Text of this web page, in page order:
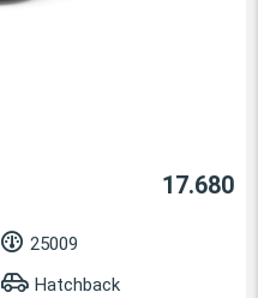
17.680
25009
Hatchback